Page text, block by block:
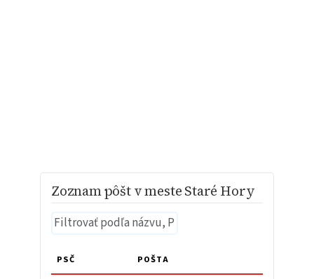
Zoznam pôšt v meste Staré Hory
PSČ POŠTA